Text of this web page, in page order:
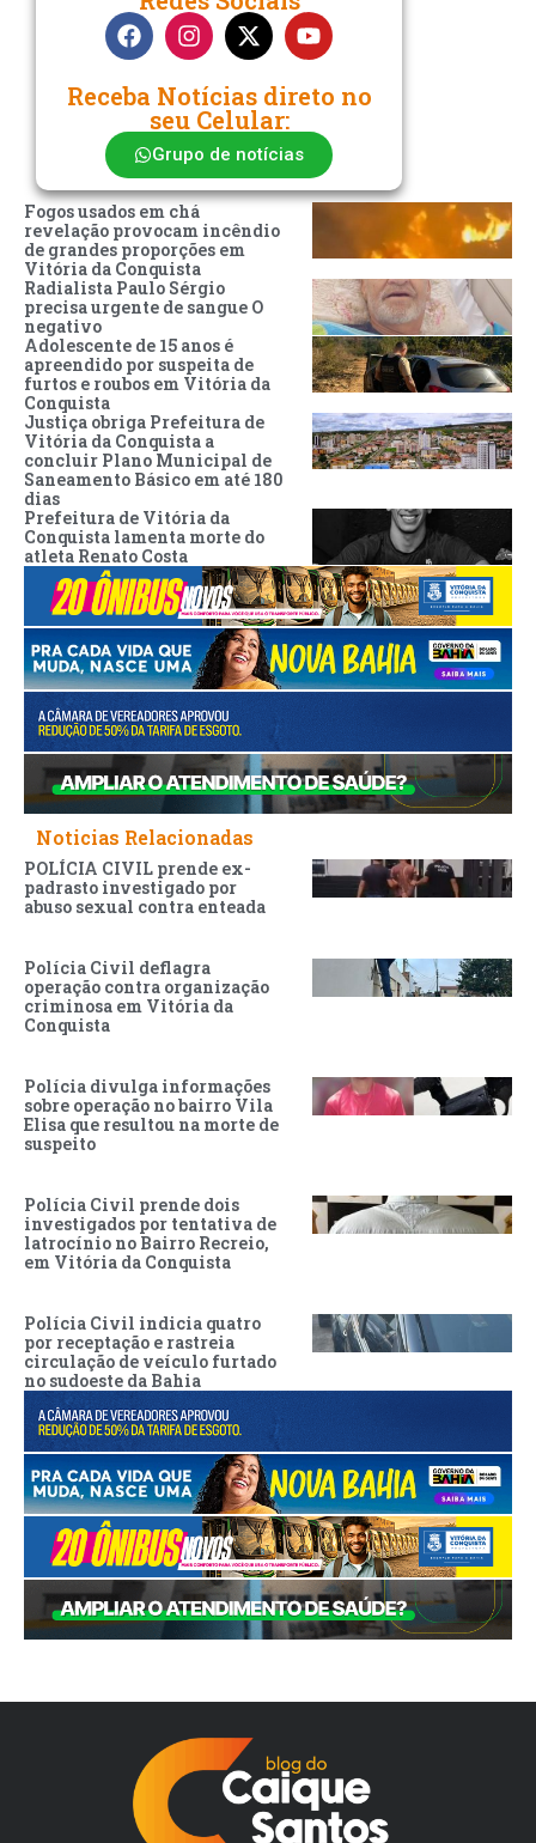
Receba Notícias direto no
seu Celular:
Grupo de notícias
Fogos usados em chá
revelação provocam incêndio
de grandes proporções em
Vitória da Conquista
Radialista Paulo Sérgio
precisa urgente de sangue O
negativo
Adolescente de 15 anos é
apreendido por suspeita de
furtos e roubos em Vitória da
Conquista
Justiça obriga Prefeitura de
Vitória da Conquista a
concluir Plano Municipal de
Saneamento Básico em até 180
dias
Prefeitura de Vitória da
Conquista lamenta morte do
atleta Renato Costa
Noticias Relacionadas
POLÍCIA CIVIL prende ex-
padrasto investigado por
abuso sexual contra enteada
Polícia Civil deflagra
operação contra organização
criminosa em Vitória da
Conquista
Polícia divulga informações
sobre operação no bairro Vila
Elisa que resultou na morte de
suspeito
Polícia Civil prende dois
investigados por tentativa de
latrocínio no Bairro Recreio,
em Vitória da Conquista
Polícia Civil indicia quatro
por receptação e rastreia
circulação de veículo furtado
no sudoeste da Bahia